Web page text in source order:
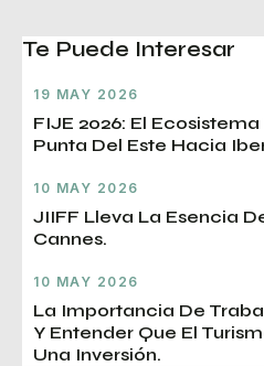
Te Puede Interesar
19 MAY 2026
FIJE 2026: El
Punta Del Este Hacia
10 MAY 2026
JIIFF Lleva La Esencia
Cannes.
10 MAY 2026
La Importancia De
Y Entender Que El
Una Inversión.